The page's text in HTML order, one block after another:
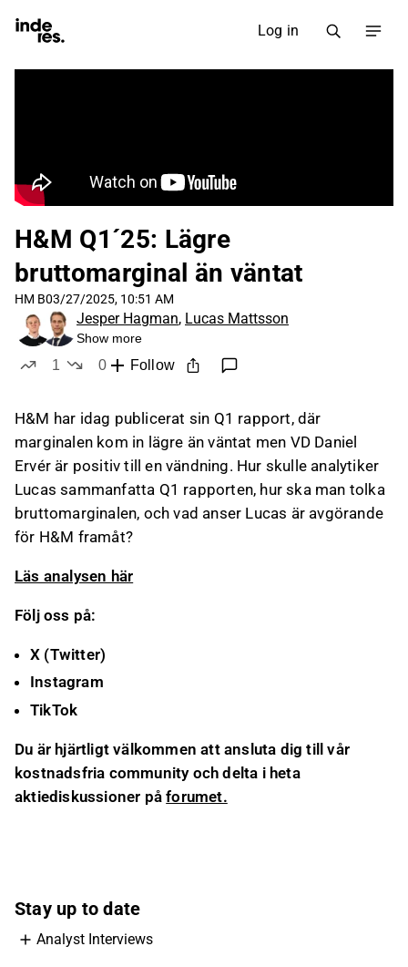
Log in
H&M Q1´25: Lägre
bruttomarginal än väntat
HM B03/27/2025, 10:51 AM
Jesper Hagman, Lucas Mattsson
Show more
1
0
Follow
H&M har idag publicerat sin Q1 rapport, där
marginalen kom in lägre än väntat men VD Daniel
Ervér är positiv till en vändning. Hur skulle analytiker
Lucas sammanfatta Q1 rapporten, hur ska man tolka
bruttomarginalen, och vad anser Lucas är avgörande
för H&M framåt?
Läs analysen här
Följ oss på:
X (Twitter)
Instagram
TikTok
Du är hjärtligt välkommen att ansluta dig till vår
kostnadsfria community och delta i heta
aktiediskussioner påforumet.
Stay up to date
Analyst Interviews